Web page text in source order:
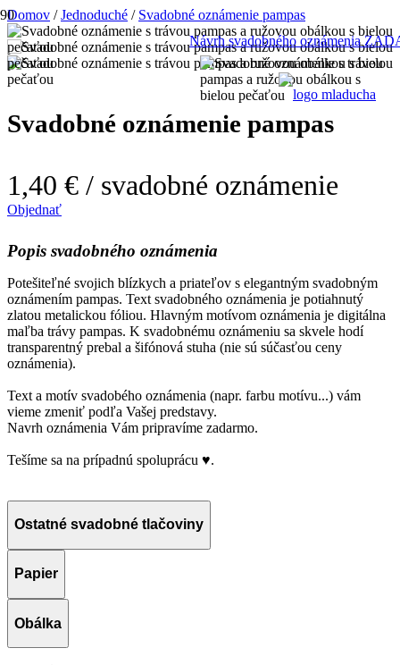
Návrh svadobného oznámenia
Domov / Jednoduché / Svadobné oznámenie pampas
Svadobné oznámenie pampas
1,40 € / svadobné oznámenie
Objednať
Popis svadobného oznámenia
Potešiteľné svojich blízkych a priateľov s elegantným svadobným
oznámením pampas. Text svadobného oznámenia je potiahnutý
zlatou metalickou fóliou. Hlavným motívom oznámenia je digitálna
maľba trávy pampas. K svadobnému oznámeniu sa skvele hodí
transparentný prebal a šifónová stuha (nie sú súčasťou ceny
oznámenia).
Text a motív svadobého oznámenia (napr. farbu motívu...) vám
vieme zmeniť podľa Vašej predstavy.
Navrh oznámenia Vám pripravíme zadarmo.
Tešíme sa na prípadnú spoluprácu ♥.
Ostatné svadobné tlačoviny
Papier
Obálka